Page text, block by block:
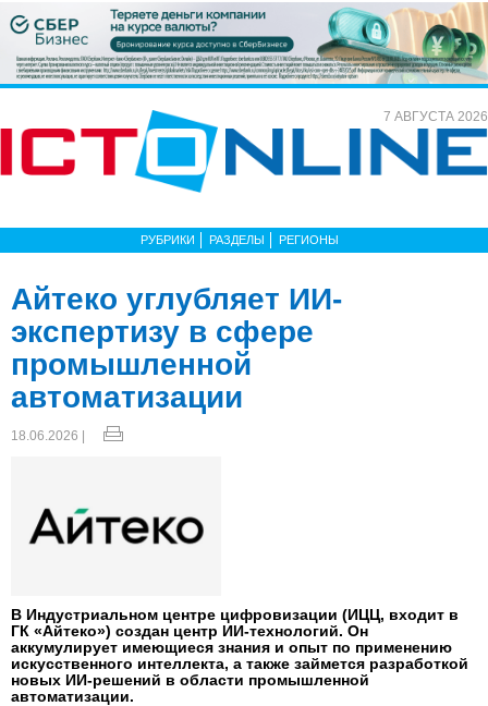
7 АВГУСТА 2026
РУБРИКИ РАЗДЕЛЫ РЕГИОНЫ
Айтеко углубляет ИИ-
экспертизу в сфере
промышленной
автоматизации
18.06.2026 |
В Индустриальном центре цифровизации (ИЦЦ, входит в
ГК «Айтеко») создан центр ИИ-технологий. Он
аккумулирует имеющиеся знания и опыт по применению
искусственного интеллекта, а также займется разработкой
новых ИИ-решений в области промышленной
автоматизации.